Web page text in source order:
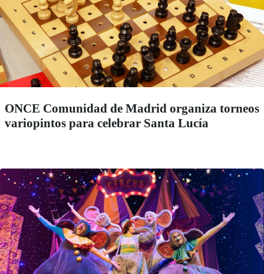
ONCE Comunidad de Madrid organiza torneos
variopintos para celebrar Santa Lucía